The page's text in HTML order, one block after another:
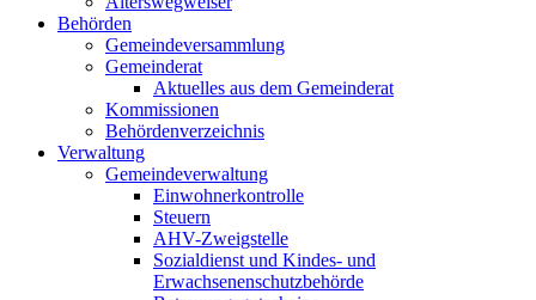
Behörden
Gemeindeversammlung
Gemeinderat
Aktuelles aus dem Gemeinderat
Kommissionen
Behördenverzeichnis
Verwaltung
Gemeindeverwaltung
Einwohnerkontrolle
Steuern
AHV-Zweigstelle
Sozialdienst und Kindes- und
Erwachsenenschutzbehörde